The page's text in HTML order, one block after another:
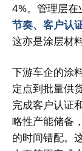
4%。 管理层在
节奏、客户认
这亦是涂层材
下游车企的涂
定点到批量供
完成客户认证
略性产能储备
的时间错配。